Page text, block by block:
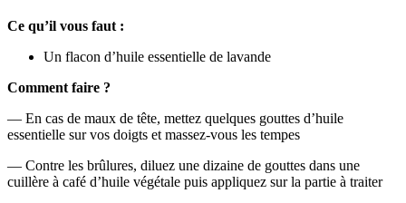
Ce qu’il vous faut :
Un flacon d’huile essentielle de lavande
Comment faire ?
— En cas de maux de tête, mettez quelques gouttes d’huile
essentielle sur vos doigts et massez-vous les tempes
— Contre les brûlures, diluez une dizaine de gouttes dans une
cuillère à café d’huile végétale puis appliquez sur la partie à traiter